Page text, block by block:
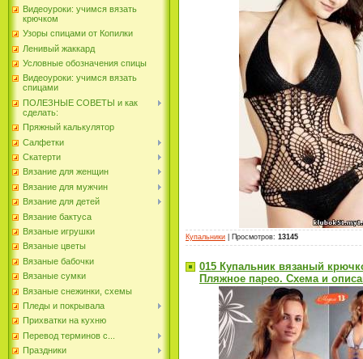
Видеоуроки: учимся вязать
крючком
Узоры спицами от Копилки
Ленивый жаккард
Условные обозначения спицы
Видеоуроки: учимся вязать
спицами
ПОЛЕЗНЫЕ СОВЕТЫ и как
сделать:
Пряжный калькулятор
Салфетки
Скатерти
Вязание для женщин
Вязание для мужчин
Вязание для детей
Вязание бактуса
Вязаные игрушки
Вязаные цветы
Вязаные бабочки
Вязаные сумки
Вязаные снежинки, схемы
Пледы и покрывала
Прихватки на кухню
Перевод терминов с...
Праздники
Купальники Просмотров: 13145
015 Купальник вязаный
Пляжное парео. Схема и